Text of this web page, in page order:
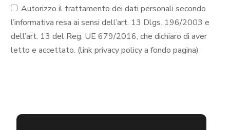
Autorizzo il trattamento dei dati personali secondo
l’informativa resa ai sensi dell’art. 13 Dlgs. 196/2003 e
dell’art. 13 del Reg. UE 679/2016, che dichiaro di aver
letto e accettato. (link privacy policy a fondo pagina)